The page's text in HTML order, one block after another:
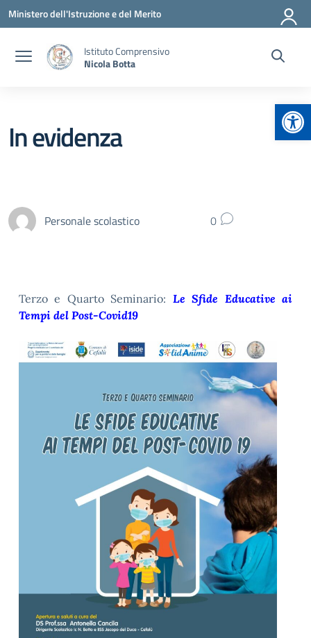
Vai ai contenuti
Vai al menu di navigazione
Vai al footer
Ministero dell'Istruzione e del Merito
Istituto Comprensivo
Nicola Botta
In evidenza
Personale scolastico 0
Terzo e Quarto Seminario: Le Sfide Educative ai
Tempi del Post-Covid19